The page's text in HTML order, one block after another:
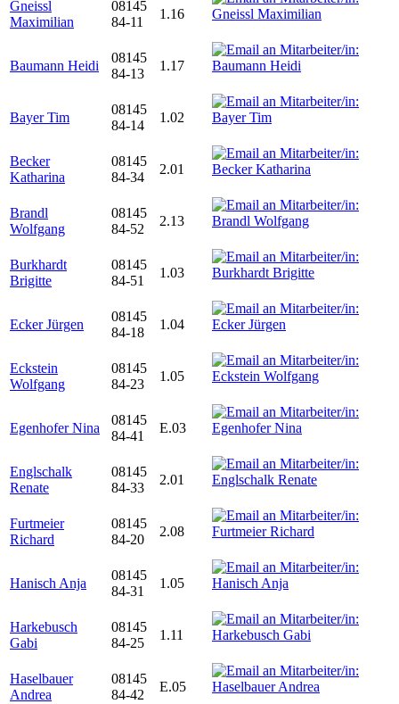
Gneissl
Maximilian
08145
84-11
1.16
Baumann Heidi
08145
84-13
1.17
Bayer Tim
08145
84-14
1.02
Becker
Katharina
08145
84-34
2.01
Brandl
Wolfgang
08145
84-52
2.13
Burkhardt
Brigitte
08145
84-51
1.03
Ecker Jürgen
08145
84-18
1.04
Eckstein
Wolfgang
08145
84-23
1.05
Egenhofer Nina
08145
84-41
E.03
Englschalk
Renate
08145
84-33
2.01
Furtmeier
Richard
08145
84-20
2.08
Hanisch Anja
08145
84-31
1.05
Harkebusch
Gabi
08145
84-25
1.11
Haselbauer
Andrea
08145
84-42
E.05